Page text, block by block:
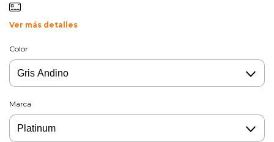
Ver más detalles
Color
Marca